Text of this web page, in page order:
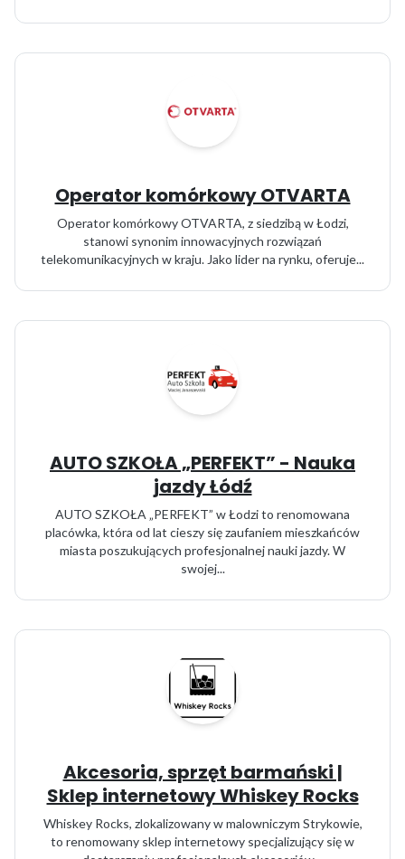
Operator komórkowy OTVARTA
Operator komórkowy OTVARTA, z siedzibą w Łodzi,
stanowi synonim innowacyjnych rozwiązań
telekomunikacyjnych w kraju. Jako lider na rynku, oferuje...
AUTO SZKOŁA „PERFEKT” - Nauka
jazdy Łódź
AUTO SZKOŁA „PERFEKT” w Łodzi to renomowana
placówka, która od lat cieszy się zaufaniem mieszkańców
miasta poszukujących profesjonalnej nauki jazdy. W
swojej...
Akcesoria, sprzęt barmański |
Sklep internetowy Whiskey Rocks
Whiskey Rocks, zlokalizowany w malowniczym Strykowie,
to renomowany sklep internetowy specjalizujący się w